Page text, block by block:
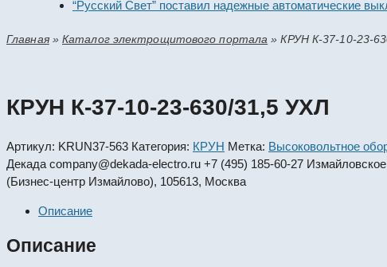
“Русский Свет” поставил надежные автоматические
Главная»Каталог электрощитового портала »КРУН К-37-10-23-
КРУН К-37-10-23-630/31,5 УХЛ
Артикул: KRUN37-563 Категория: КРУН Метка: Высоковольтное
Декада company@dekada-electro.ru +7 (495) 185-60-27
(Бизнес-центр Измайлово), 105613, Москва
Описание
Описание